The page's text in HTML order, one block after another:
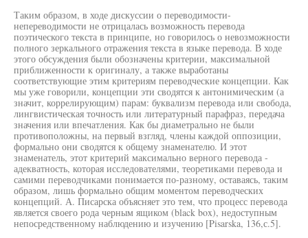
Таким образом, в ходе дискуссии о переводимости-
непереводимости не отрицалась возможность перевода
поэтического текста в принципе, но говорилось о невозможности
полного зеркального отражения текста в языке перевода. В ходе
этого обсуждения были обозначены критерии, максимальной
приближенности к оригиналу, а также выработаны
соответствующие этим критериям переводческие концепции. Как
мы уже говорили, концепции эти сводятся к антонимическим (а
значит, коррелирующим) парам: буквализм перевода или свобода,
лингвистическая точность или литературный парафраз, передача
значения или впечатления. Как бы диаметрально не были
противоположны, на первый взгляд, члены каждой оппозиции,
формально они сводятся к общему знаменателю. И этот
знаменатель, этот критерий максимально верного перевода -
адекватность, которая исследователями, теоретиками перевода и
самими переводчиками понимается по-разному, оставаясь, таким
образом, лишь формально общим моментом переводческих
концепций. А. Писарска объясняет это тем, что процесс перевода
является своего рода черным ящиком (black box), недоступным
непосредственному наблюдению и изучению [Pisarska, 136,с.5].